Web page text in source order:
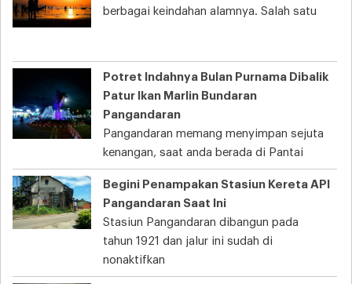
berbagai keindahan alamnya. Salah satu
Potret Indahnya Bulan Purnama Dibalik
Patur Ikan Marlin Bundaran
Pangandaran
Pangandaran memang menyimpan sejuta
kenangan, saat anda berada di Pantai
Begini Penampakan Stasiun Kereta API
Pangandaran Saat Ini
Stasiun Pangandaran dibangun pada
tahun 1921 dan jalur ini sudah di
nonaktifkan